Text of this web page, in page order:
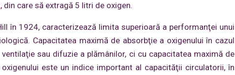
care să extragă 5 litri de oxigen.
în 1924, caracterizează limita superioară a performanţei unui
Capacitatea maximă de absorbţie a oxigenului în cazul
sau difuzie a plămânilor, ci cu capacitatea maximă de
este un indice important al capacităţii circulatorii, în